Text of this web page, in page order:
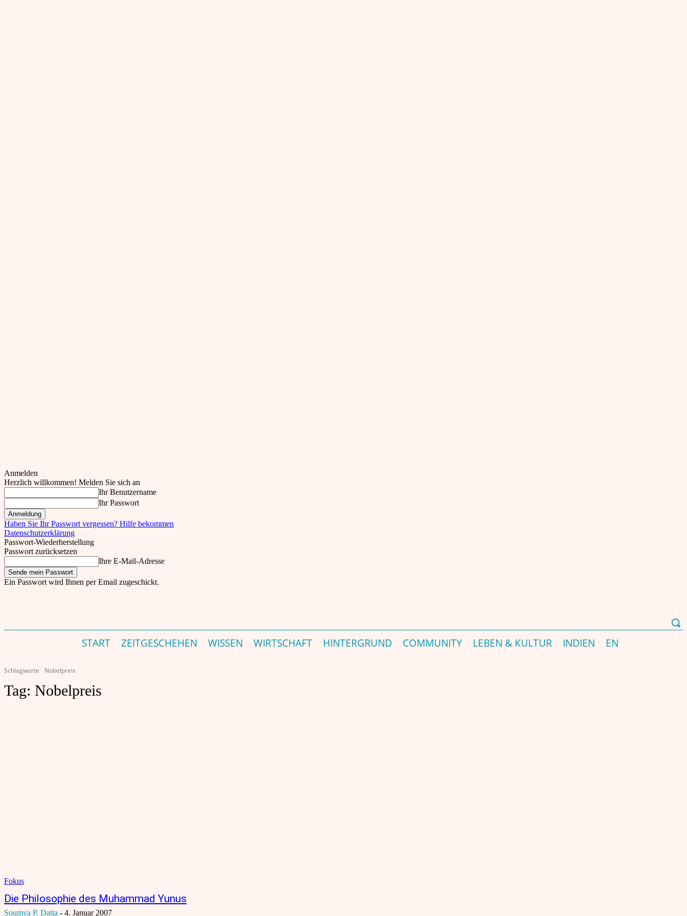
Anmelden
Herzlich willkommen! Melden Sie sich an
Ihr Benutzername
Ihr Passwort
Haben Sie Ihr Passwort vergessen? Hilfe bekommen
Datenschutzerklärung
Passwort-Wiederherstellung
Passwort zurücksetzen
Ihre E-Mail-Adresse
Ein Passwort wird Ihnen per Email zugeschickt.
START ZEITGESCHEHEN WISSEN WIRTSCHAFT HINTERGRUND COMMUNITY LEBEN & KULTUR INDIEN EN
Schlagworte Nobelpreis
Tag: Nobelpreis
Fokus
Die Philosophie des Muhammad Yunus
Soumya P. Datta - 4. Januar 2007